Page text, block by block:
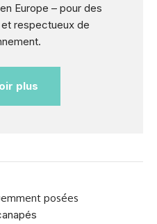
Europe – pour des
respectueux de
plus
posées